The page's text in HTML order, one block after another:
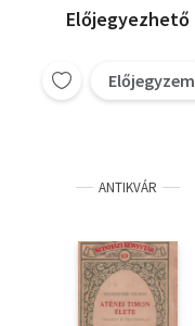
Előjegyezhető
Előjegyzem
ANTIKVÁR